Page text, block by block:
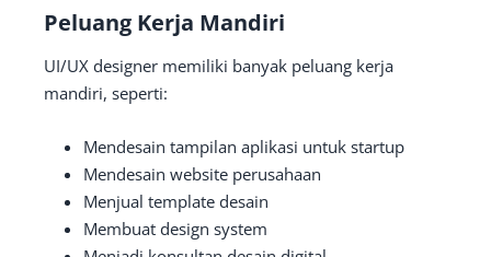
Peluang Kerja Mandiri
UI/UX designer memiliki banyak peluang kerja
mandiri, seperti:
Mendesain tampilan aplikasi untuk startup
Mendesain website perusahaan
Menjual template desain
Membuat design system